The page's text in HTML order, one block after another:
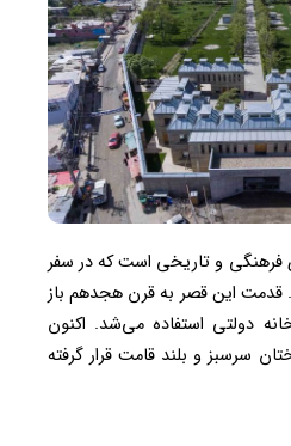
فرهنگی و تاریخی است که در سفر
قدمت این قصر به قرن هجدهم باز
دولتی استفاده می‌شد. اکنون
سرسبز و بلند قامت قرار گرفته